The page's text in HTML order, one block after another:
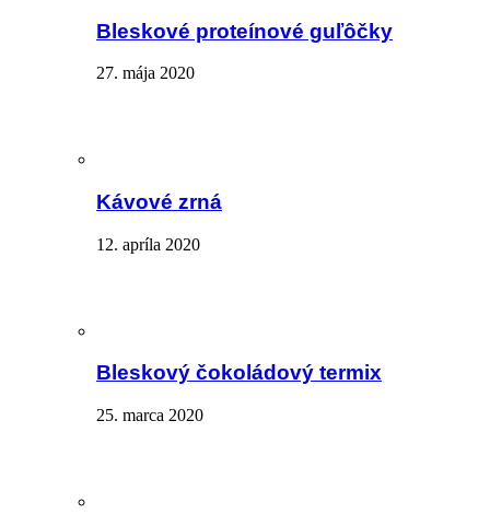
Bleskové proteínové guľôčky
27. mája 2020
Kávové zrná
12. apríla 2020
Bleskový čokoládový termix
25. marca 2020